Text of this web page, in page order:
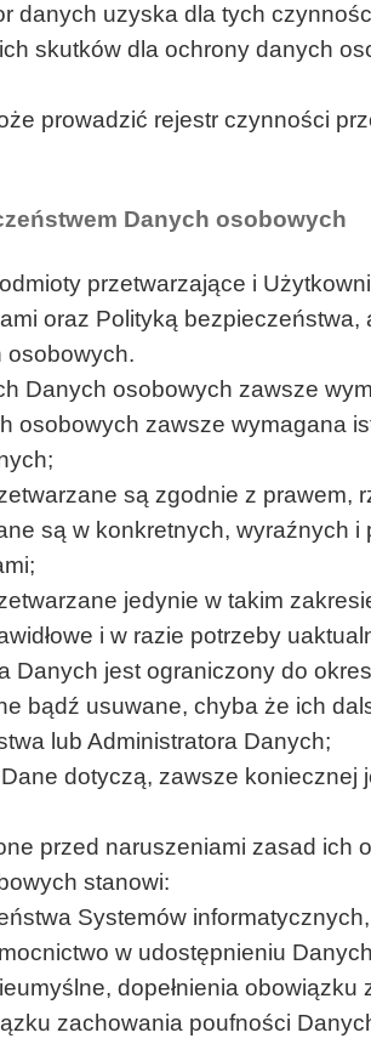
danych uzyska dla tych
skutków dla ochrony danych
prowadzić rejestr czynności
Danych osobowych
przetwarzające i
oraz Polityką
osobowych.
Danych osobowych zawsze
osobowych zawsze wymagana
są zgodnie z prawem,
są w konkretnych, wyraźnych
jedynie w takim
i w razie potrzeby
Danych jest ograniczony do
bądź usuwane, chyba że ich
lub Administratora Danych;
dotyczą, zawsze
przed naruszeniami zasad ich
stanowi:
Systemów
w udostępnieniu
dopełnienia
zachowania poufności